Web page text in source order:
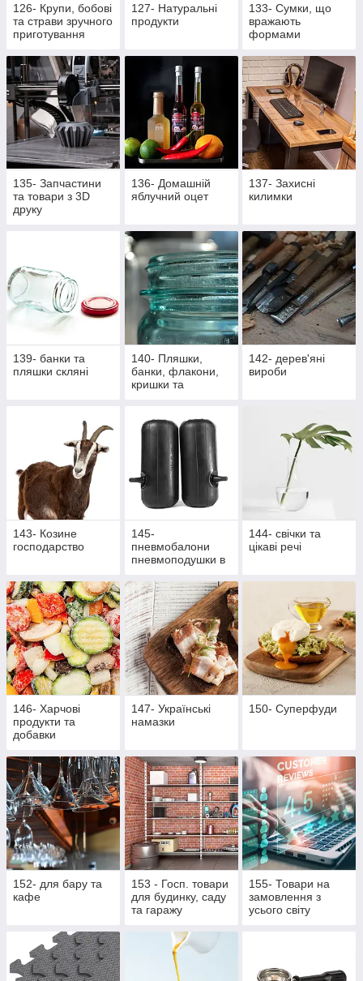
126- Крупи, бобові
та страви зручного
приготування
127- Натуральні
продукти
133- Сумки, що
вражають
формами
135- Запчастини
та товари з 3D
друку
136- Домашній
яблучний оцет
137- Захисні
килимки
139- банки та
пляшки скляні
140- Пляшки,
банки, флакони,
кришки та
закупорщики
142- дерев'яні
вироби
143- Козине
господарство
145-
пневмобалони
пневмоподушки в
144- свічки та
цікаві речі
146- Харчові
продукти та
добавки
147- Українські
намазки
150- Суперфуди
152- для бару та
кафе
153 - Госп. товари
для будинку, саду
та гаражу
155- Товари на
замовлення з
усього світу